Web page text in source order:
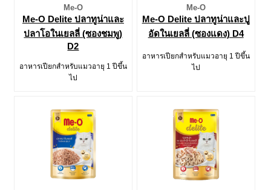
Me-O
Me-O Delite ปลาทูน่าและ
ปลาโอในเยลลี่ (ซองชมพู)
D2
อาหารเปียกสำหรับแมวอายุ 1 ปีขึ้น
ไป
Me-O
Me-O Delite ปลาทูน่าและปู
อัดในเยลลี่ (ซองแดง) D4
อาหารเปียกสำหรับแมวอายุ 1 ปีขึ้น
ไป